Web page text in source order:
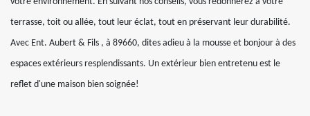
terrasse, toit ou allée, tout leur éclat, tout en préservant leur durabilité.
Avec Ent. Aubert & Fils , à 89660, dites adieu à la mousse et bonjour à des
espaces extérieurs resplendissants. Un extérieur bien entretenu est le
reflet d'une maison bien soignée!